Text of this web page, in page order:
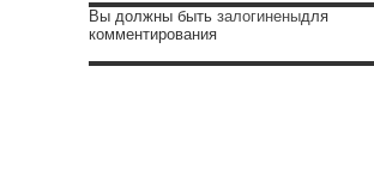
Вы должны быть залогиненыдля
комментирования